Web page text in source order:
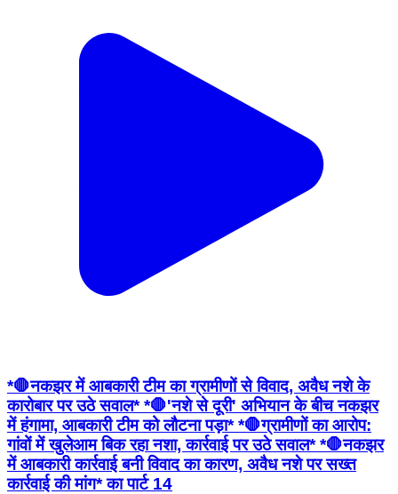
*🛑नकझर में आबकारी टीम का ग्रामीणों से विवाद, अवैध नशे के
कारोबार पर उठे सवाल* *🛑'नशे से दूरी' अभियान के बीच नकझर
में हंगामा, आबकारी टीम को लौटना पड़ा* *🛑ग्रामीणों का आरोप:
गांवों में खुलेआम बिक रहा नशा, कार्रवाई पर उठे सवाल* *🛑नकझर
में आबकारी कार्रवाई बनी विवाद का कारण, अवैध नशे पर सख्त
कार्रवाई की मांग* का पार्ट 14